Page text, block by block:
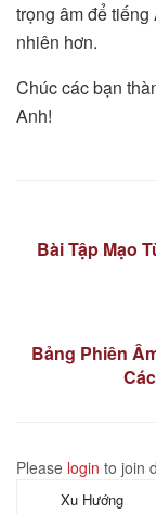
trọng âm để
nhiên hơn.
Chúc các bạn
Anh!
Bài Tập Mạo
Bảng Phiên
Please login to join
Xu Hướng